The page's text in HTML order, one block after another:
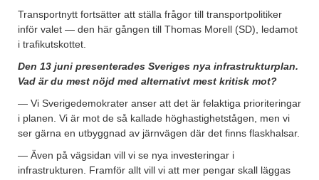
Transportnytt fortsätter att ställa frågor till transportpolitiker
inför valet — den här gången till Thomas Morell (SD), ledamot
i trafikutskottet.
Den 13 juni presenterades Sveriges nya infrastrukturplan.
Vad är du mest nöjd med alternativt mest kritisk mot?
— Vi Sverigedemokrater anser att det är felaktiga prioriteringar
i planen. Vi är mot de så kallade höghastighetstågen, men vi
ser gärna en utbyggnad av järnvägen där det finns flaskhalsar.
— Även på vägsidan vill vi se nya investeringar i
infrastrukturen. Framför allt vill vi att mer pengar skall läggas